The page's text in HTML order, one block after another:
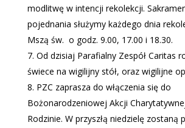
modlitwę w intencji rekolekcji.
pojednania służymy każdego dnia
Mszą św. o godz. 9.00, 17.00 i 18.30.
Od dzisiaj Parafialny Zespół Caritas
świece na wigilijny stół, oraz wigilijne
PZC zaprasza do włączenia się do
Bożonarodzeniowej Akcji
Rodzinie. W przyszłą niedzielę zostaną